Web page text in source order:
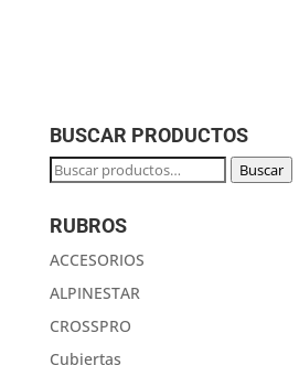
BUSCAR PRODUCTOS
Buscar
Buscar
RUBROS
ACCESORIOS
ALPINESTAR
CROSSPRO
Cubiertas